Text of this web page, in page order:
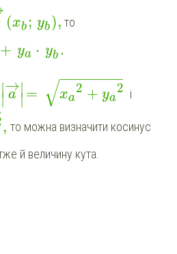
(xb; yb), то
+ ya ⋅ yb .
∣
∣ a
→∣
∣ = xa
2 + ya
2
− −
−−−−−−
√ і
, то можна визначити косинус
й величину кута.